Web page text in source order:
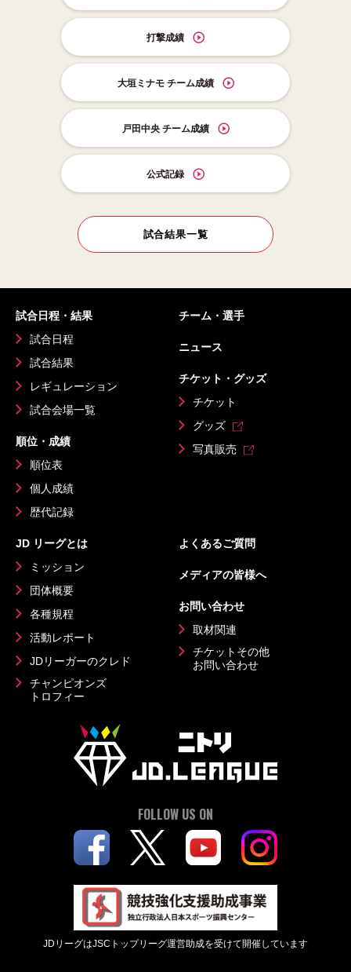
打撃成績
大垣ミナモ チーム成績
戸田中央 チーム成績
公式記録
試合結果一覧
試合日程・結果
試合日程
試合結果
レギュレーション
試合会場一覧
順位・成績
順位表
個人成績
歴代記録
チーム・選手
ニュース
チケット・グッズ
チケット
グッズ
写真販売
JD リーグとは
ミッション
団体概要
各種規程
活動レポート
JDリーガーのクレド
チャンピオンズ
トロフィー
よくあるご質問
メディアの皆様へ
お問い合わせ
取材関連
チケットその他
お問い合わせ
FOLLOW US ON
JDリーグはJSCトップリーグ運営助成を受けて開催しています